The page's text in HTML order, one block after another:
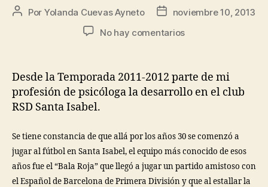
Por Yolanda Cuevas Ayneto
noviembre 10, 2013
No hay comentarios
Desde la Temporada 2011-2012 parte de mi
profesión de psicóloga la desarrollo en el club
RSD Santa Isabel.
Se tiene constancia de que allá por los años 30 se comenzó a
jugar al fútbol en Santa Isabel, el equipo más conocido de esos
años fue el “Bala Roja” que llegó a jugar un partido amistoso con
el Español de Barcelona de Primera División y que al estallar la